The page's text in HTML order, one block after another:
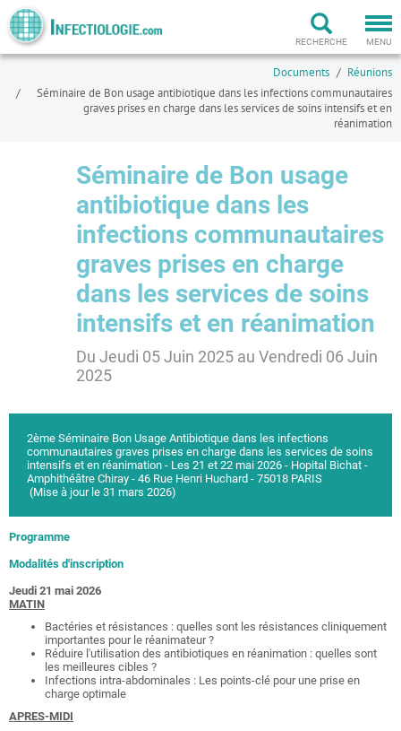
MENU
RECHERCHE
Documents
Réunions
Séminaire de Bon usage antibiotique dans les infections communautaires
graves prises en charge dans les services de soins intensifs et en
réanimation
Séminaire de Bon usage
antibiotique dans les
infections communautaires
graves prises en charge
dans les services de soins
intensifs et en réanimation
Du Jeudi 05 Juin 2025 au Vendredi 06 Juin
2025
2ème Séminaire Bon Usage Antibiotique dans les infections
communautaires graves prises en charge dans les services de soins
intensifs et en réanimation - Les 21 et 22 mai 2026 - Hopital Bichat -
Amphithéâtre Chiray - 46 Rue Henri Huchard - 75018 PARIS
(Mise à jour le 31 mars 2026)
Programme
Modalités d'inscription
Jeudi 21 mai 2026
MATIN
Bactéries et résistances : quelles sont les résistances cliniquement
importantes pour le réanimateur ?
Réduire l'utilisation des antibiotiques en réanimation : quelles sont
les meilleures cibles ?
Infections intra-abdominales : Les points-clé pour une prise en
charge optimale
APRES-MIDI